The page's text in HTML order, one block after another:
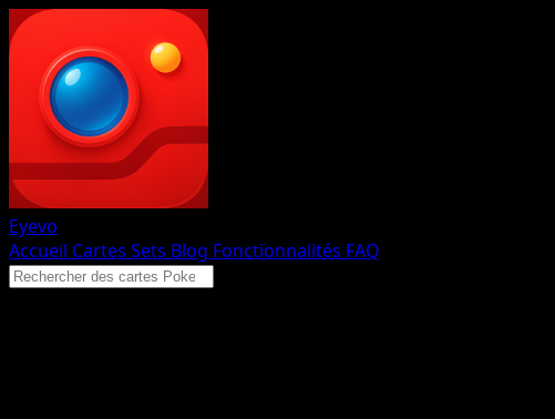
Eyevo
Accueil Cartes Sets Blog Fonctionnalités FAQ